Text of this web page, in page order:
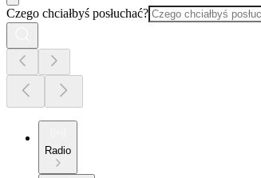
Czego chciałbyś posłuchać?
Radio